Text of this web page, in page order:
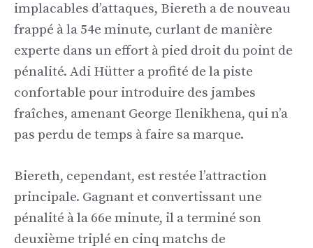
implacables d’attaques, Biereth a de nouveau
frappé à la 54e minute, curlant de manière
experte dans un effort à pied droit du point de
pénalité. Adi Hütter a profité de la piste
confortable pour introduire des jambes
fraîches, amenant George Ilenikhena, qui n’a
pas perdu de temps à faire sa marque.
Biereth, cependant, est restée l’attraction
principale. Gagnant et convertissant une
pénalité à la 66e minute, il a terminé son
deuxième triplé en cinq matchs de